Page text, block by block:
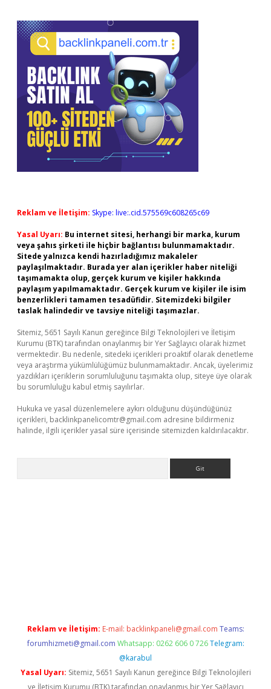
Reklam ve İletişim: Skype: live:.cid.575569c608265c69
Yasal Uyarı: Bu internet sitesi, herhangi bir marka, kurum
veya şahıs şirketi ile hiçbir bağlantısı bulunmamaktadır.
Sitede yalnızca kendi hazırladığımız makaleler
paylaşılmaktadır. Burada yer alan içerikler haber niteliği
taşımamakta olup, gerçek kurum ve kişiler hakkında
paylaşım yapılmamaktadır. Gerçek kurum ve kişiler ile isim
benzerlikleri tamamen tesadüfidir. Sitemizdeki bilgiler
taslak halindedir ve tavsiye niteliği taşımazlar.
Sitemiz, 5651 Sayılı Kanun gereğince Bilgi Teknolojileri ve İletişim
Kurumu (BTK) tarafından onaylanmış bir Yer Sağlayıcı olarak hizmet
vermektedir. Bu nedenle, sitedeki içerikleri proaktif olarak denetleme
veya araştırma yükümlülüğümüz bulunmamaktadır. Ancak, üyelerimiz
yazdıkları içeriklerin sorumluluğunu taşımakta olup, siteye üye olarak
bu sorumluluğu kabul etmiş sayılırlar.
Hukuka ve yasal düzenlemelere aykırı olduğunu düşündüğünüz
içerikleri, backlinkpanelicomtr@gmail.com adresine bildirmeniz
halinde, ilgili içerikler yasal süre içerisinde sitemizden kaldırılacaktır.
Reklam ve İletişim: E-mail: backlinkpaneli@gmail.com Teams:
forumhizmeti@gmail.com Whatsapp: 0262 606 0 726 Telegram:
@karabul
Yasal Uyarı: Sitemiz, 5651 Sayılı Kanun gereğince Bilgi Teknolojileri
ve İletişim Kurumu (BTK) tarafından onaylanmış bir Yer Sağlayıcı